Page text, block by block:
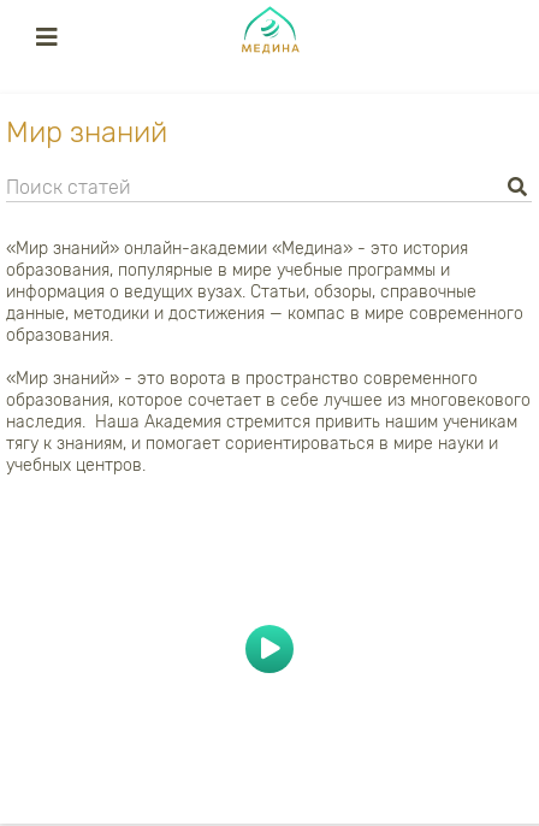
Мир знаний
«Мир знаний» онлайн-академии «Медина» - это история
образования, популярные в мире учебные программы и
информация о ведущих вузах. Статьи, обзоры, справочные
данные, методики и достижения — компас в мире современного
образования.
«Мир знаний» - это ворота в пространство современного
образования, которое сочетает в себе лучшее из многовекового
наследия. Наша Академия стремится привить нашим ученикам
тягу к знаниям, и помогает сориентироваться в мире науки и
учебных центров.